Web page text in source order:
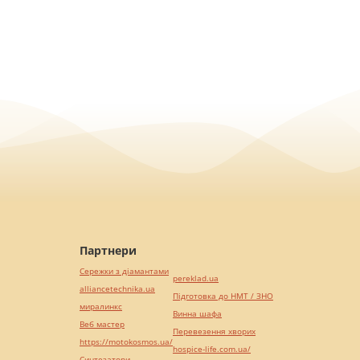
Партнери
Сережки з діамантами
alliancetechnika.ua
миралинкс
Веб мастер
https://motokosmos.ua/
pereklad.ua
Підготовка до НМТ / ЗНО
Винна шафа
Перевезення хворих
hospice-life.com.ua/